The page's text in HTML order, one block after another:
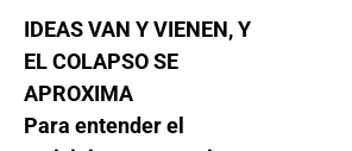
IDEAS VAN Y VIENEN, Y
EL COLAPSO SE
APROXIMA
Para entender el